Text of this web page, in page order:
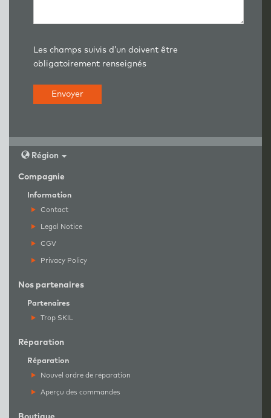
Les champs suivis d’un doivent être
obligatoirement renseignés
Région
Compagnie
Information
Contact
Legal Notice
CGV
Privacy Policy
Nos partenaires
Partenaires
Trop SKIL
Réparation
Réparation
Nouvel ordre de réparation
Aperçu des commandes